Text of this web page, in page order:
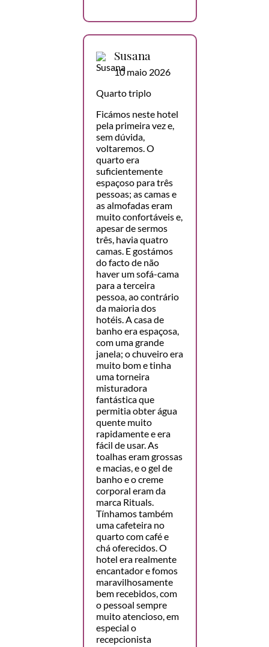
Susana
10 maio 2026
Quarto triplo
Ficámos neste hotel
pela primeira vez e,
sem dúvida,
voltaremos. O
quarto era
suficientemente
espaçoso para três
pessoas; as camas e
as almofadas eram
muito confortáveis e,
apesar de sermos
três, havia quatro
camas. E gostámos
do facto de não
haver um sofá-cama
para a terceira
pessoa, ao contrário
da maioria dos
hotéis. A casa de
banho era espaçosa,
com uma grande
janela; o chuveiro era
muito bom e tinha
uma torneira
misturadora
fantástica que
permitia obter água
quente muito
rapidamente e era
fácil de usar. As
toalhas eram grossas
e macias, e o gel de
banho e o creme
corporal eram da
marca Rituals.
Tínhamos também
uma cafeteira no
quarto com café e
chá oferecidos. O
hotel era realmente
encantador e fomos
maravilhosamente
bem recebidos, com
o pessoal sempre
muito atencioso, em
especial o
recepcionista